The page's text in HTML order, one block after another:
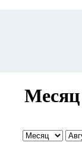
Месяц